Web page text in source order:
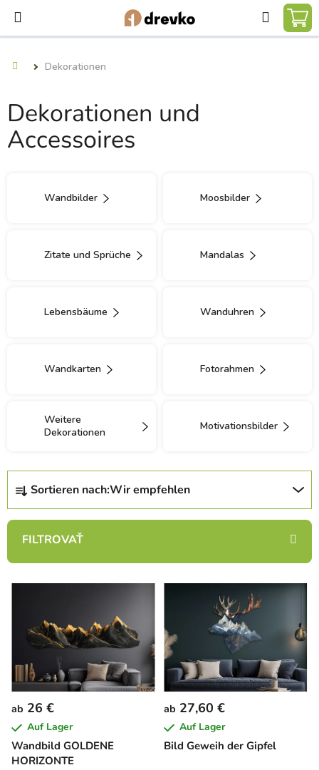
Inhalt
springen
Suchen
Dekorationen
Dekorationen und
Accessoires
Wandbilder Moosbilder
Zitate und Sprüche Mandalas
Lebensbäume Wanduhren
Wandkarten Fotorahmen
Weitere
Dekorationen
Motivationsbilder
P
o
u
t
e
r
u
n
Sortieren nach:Wir empfehlen
L
e
d
e
r
P
rWandbild GOLDENE
HORIZONTE
ab 26 €
Auf Lager
Bild Geweih der Gipfel
ab 27,60 €
Auf Lager